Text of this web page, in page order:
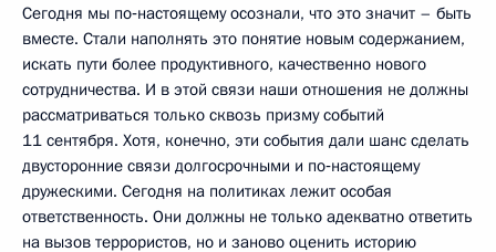
Сегодня мы по‑настоящему осознали, что это значит – быть
вместе. Стали наполнять это понятие новым содержанием,
искать пути более продуктивного, качественно нового
сотрудничества. И в этой связи наши отношения не должны
рассматриваться только сквозь призму событий
11 сентября. Хотя, конечно, эти события дали шанс сделать
двусторонние связи долгосрочными и по‑настоящему
дружескими. Сегодня на политиках лежит особая
ответственность. Они должны не только адекватно ответить
на вызов террористов, но и заново оценить историю